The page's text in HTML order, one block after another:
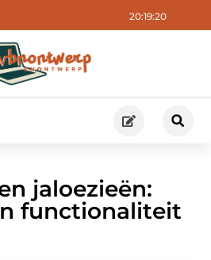
20:19:22
jaloezieën:
functionaliteit